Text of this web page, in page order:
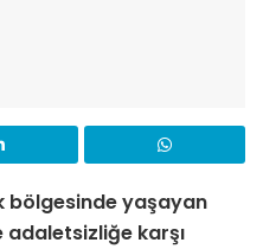
bölgesinde yaşayan
adaletsizliğe karşı